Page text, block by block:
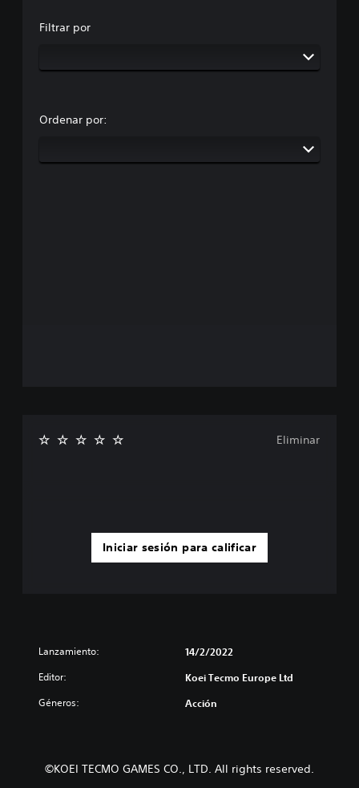
Filtrar por
Ordenar por:
Iniciar sesión para calificar
Eliminar
Lanzamiento: 14/2/2022
Editor: Koei Tecmo Europe Ltd
Géneros: Acción
©KOEI TECMO GAMES CO., LTD. All rights reserved.